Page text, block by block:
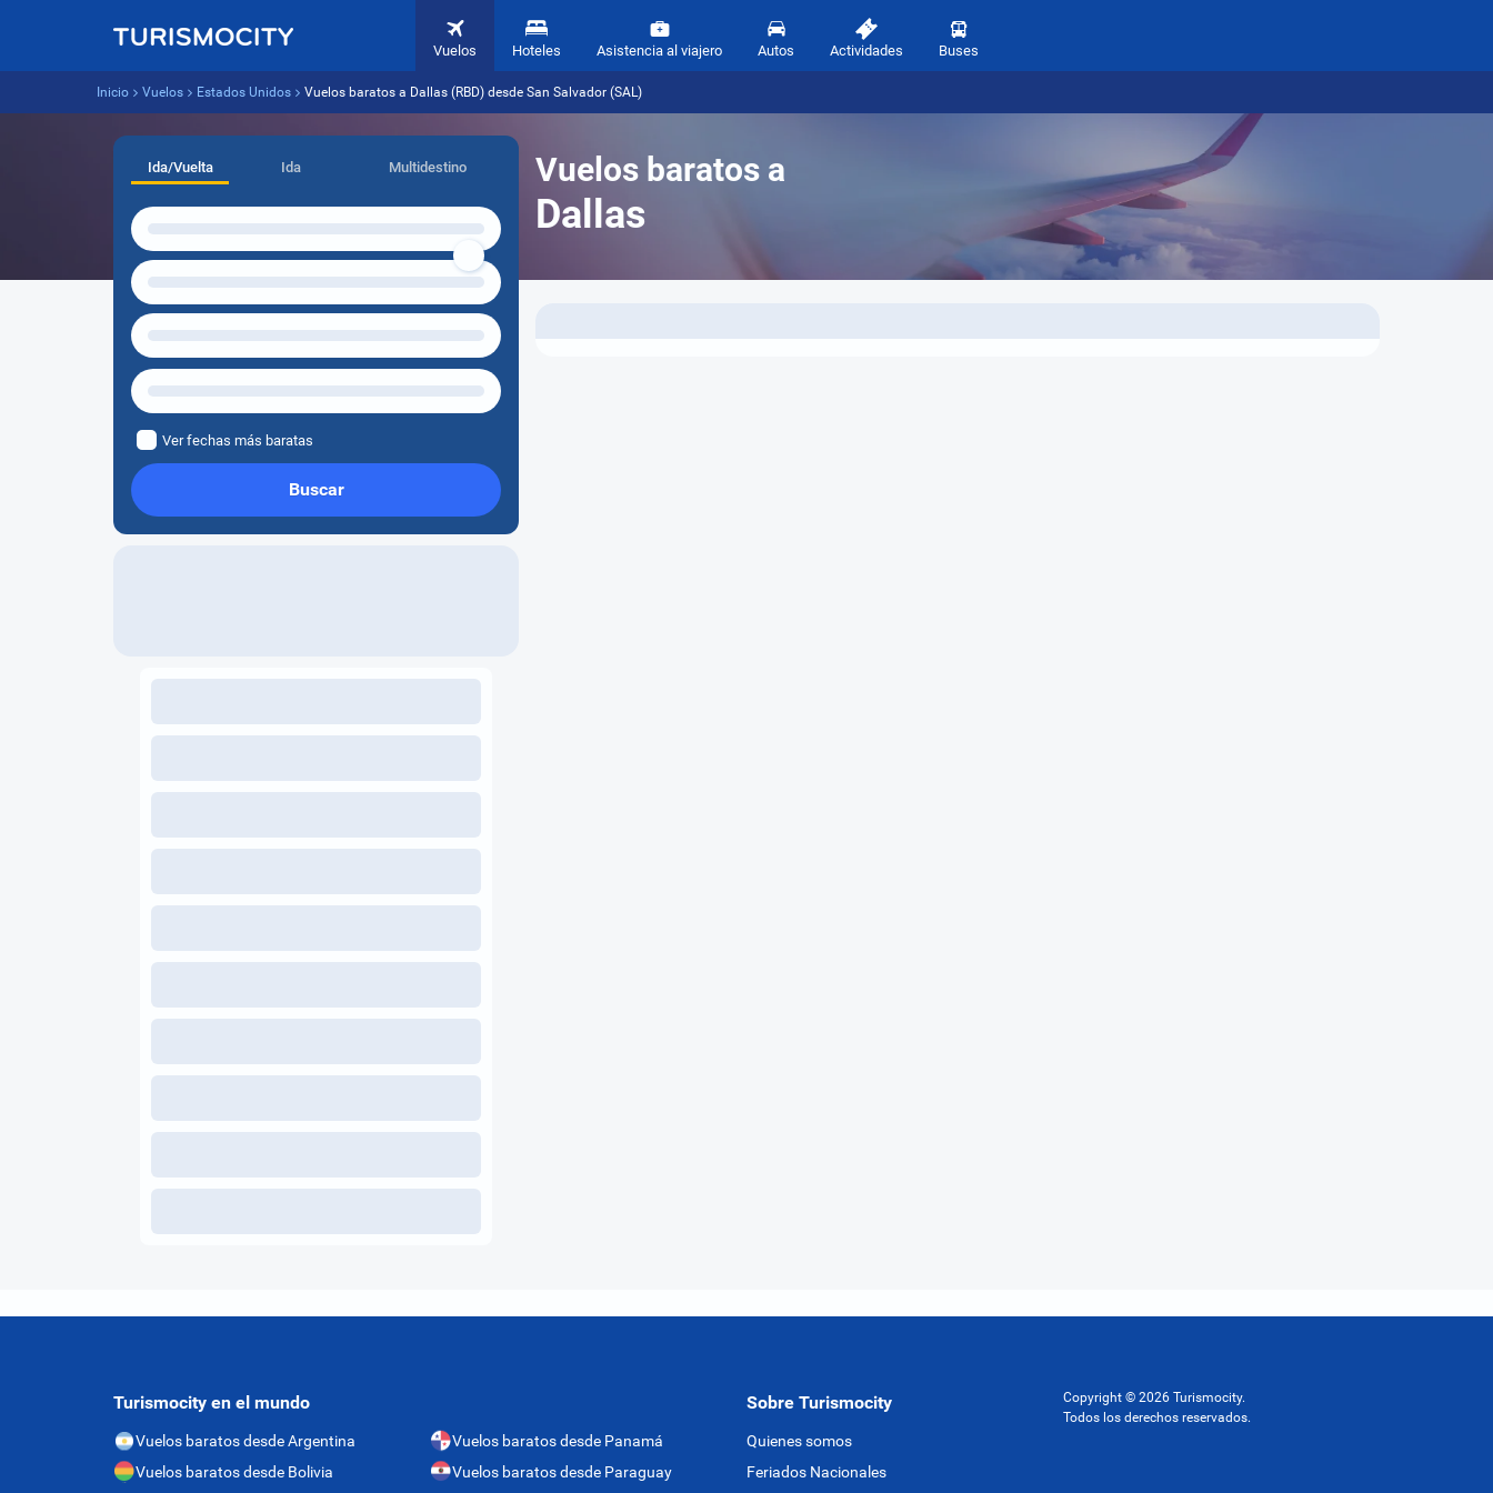
Vuelos Hoteles Asistencia al viajero Autos Actividades Buses
Inicio Vuelos Estados Unidos Vuelos baratos a Dallas (RBD) desde San Salvador (SAL)
Vuelos baratos a
Dallas
Ida/Vuelta Ida Multidestino
Ver fechas más baratas
Buscar
Turismocity en el mundo
Vuelos baratos desde Argentina
Vuelos baratos desde Bolivia
Vuelos baratos desde Panamá
Vuelos baratos desde Paraguay
Sobre Turismocity
Quienes somos
Feriados Nacionales
Copyright © 2026 Turismocity.
Todos los derechos reservados.